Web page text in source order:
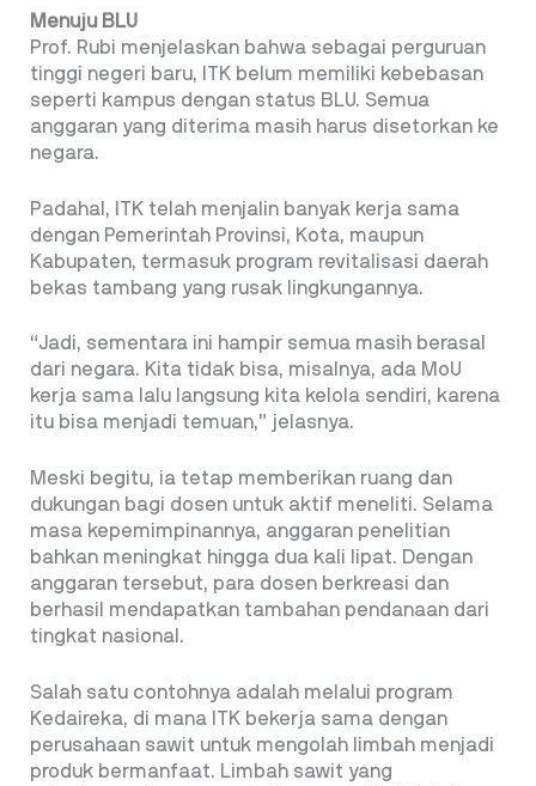
Menuju BLU
Prof. Rubi menjelaskan bahwa sebagai perguruan
tinggi negeri baru, ITK belum memiliki kebebasan
seperti kampus dengan status BLU. Semua
anggaran yang diterima masih harus disetorkan ke
negara.
Padahal, ITK telah menjalin banyak kerja sama
dengan Pemerintah Provinsi, Kota, maupun
Kabupaten, termasuk program revitalisasi daerah
bekas tambang yang rusak lingkungannya.
“Jadi, sementara ini hampir semua masih berasal
dari negara. Kita tidak bisa, misalnya, ada MoU
kerja sama lalu langsung kita kelola sendiri, karena
itu bisa menjadi temuan,” jelasnya.
Meski begitu, ia tetap memberikan ruang dan
dukungan bagi dosen untuk aktif meneliti. Selama
masa kepemimpinannya, anggaran penelitian
bahkan meningkat hingga dua kali lipat. Dengan
anggaran tersebut, para dosen berkreasi dan
berhasil mendapatkan tambahan pendanaan dari
tingkat nasional.
Salah satu contohnya adalah melalui program
Kedaireka, di mana ITK bekerja sama dengan
perusahaan sawit untuk mengolah limbah menjadi
produk bermanfaat. Limbah sawit yang